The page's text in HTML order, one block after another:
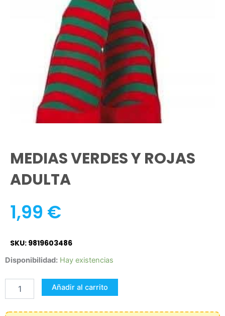
MEDIAS VERDES Y ROJAS
ADULTA
1,99 €
SKU: 9819603486
Disponibilidad: Hay existencias
MEDIAS
Y
ROJAS
ADULTA
Añadir al carrito